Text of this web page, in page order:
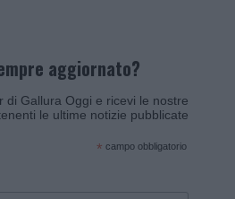
aggiornato?
di Gallura Oggi e ricevi le nostre
le ultime notizie pubblicate
* campo obbligatorio